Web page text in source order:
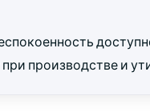
производстве и